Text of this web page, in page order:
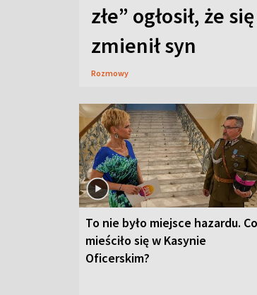
złe” ogłosił, że
zmienił syn
Rozmowy
To nie było miejsce hazardu. Co
mieściło się w Kasynie
Oficerskim?